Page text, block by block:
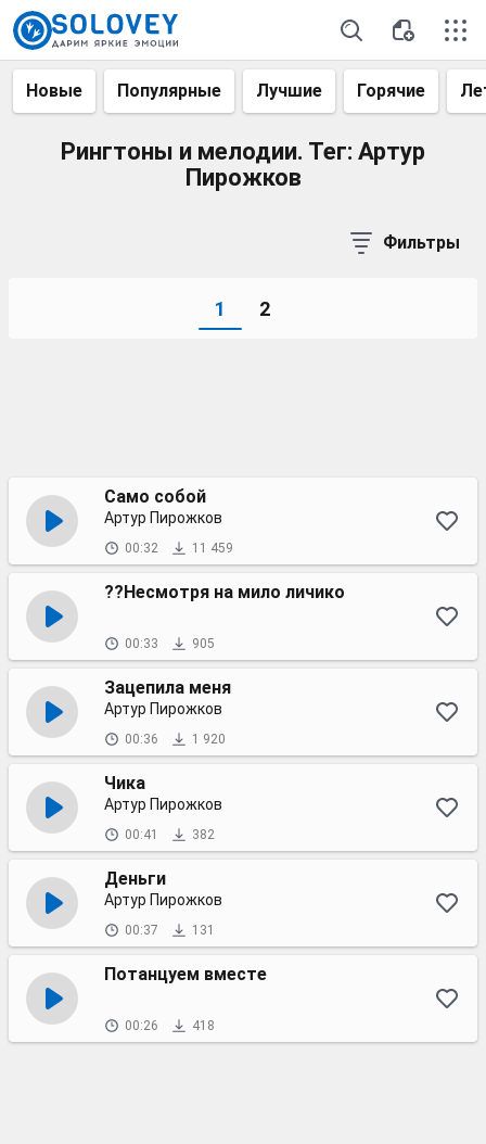
Новые Популярные Лучшие Горячие
Рингтоны и мелодии. Тег: Артур
Пирожков
Фильтры
1 2
Само собой
Артур Пирожков
00:32 11 459
??Несмотря на мило личико
00:33 905
Зацепила меня
Артур Пирожков
00:36 1 920
Чика
Артур Пирожков
00:41 382
Деньги
Артур Пирожков
00:37 131
Потанцуем вместе
00:26 418